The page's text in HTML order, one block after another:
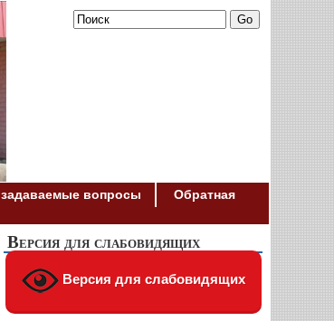
вопросы
Обратная
Версия для слабовидящих
Версия для слабовидящих